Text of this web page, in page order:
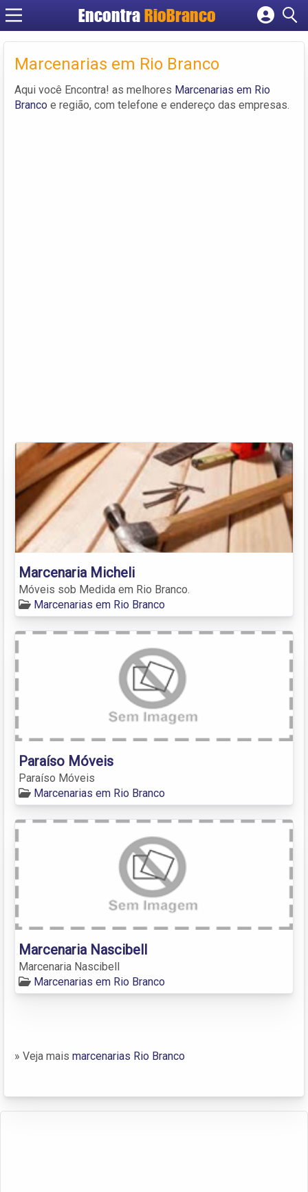
Encontra RioBranco
Cadastrar empresa
Criar conta
Marcenarias em Rio Branco
Aqui você Encontra! as melhores Marcenarias em Rio
Branco e região, com telefone e endereço das empresas.
Marcenaria Micheli
Móveis sob Medida em Rio Branco.
Marcenarias em Rio Branco
Paraíso Móveis
Paraíso Móveis
Marcenarias em Rio Branco
Marcenaria Nascibell
Marcenaria Nascibell
Marcenarias em Rio Branco
» Veja mais marcenarias Rio Branco